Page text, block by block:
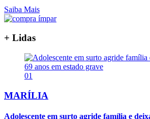
Saiba Mais
+ Lidas
01
MARÍLIA
Adolescente em surto agride família e